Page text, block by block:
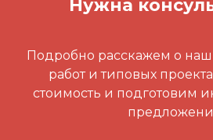
Нужна
Подробно расскажем о
работ и типовых
стоимость и подготовим